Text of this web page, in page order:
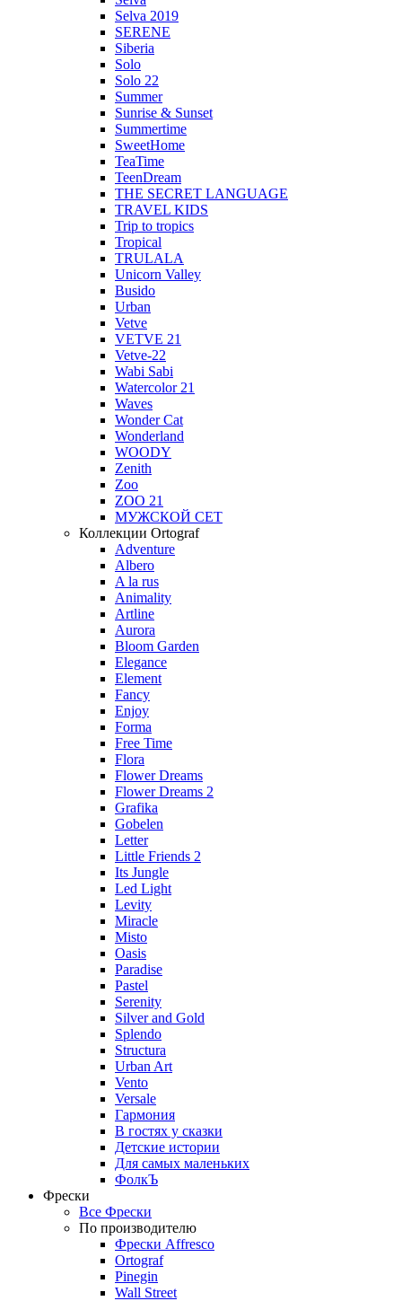
Selva 2019
SERENE
Siberia
Solo
Solo 22
Summer
Sunrise & Sunset
Summertime
SweetHome
TeaTime
TeenDream
THE SECRET LANGUAGE
TRAVEL KIDS
Trip to tropics
Tropical
TRULALA
Unicorn Valley
Busido
Urban
Vetve
VETVE 21
Vetve-22
Wabi Sabi
Watercolor 21
Waves
Wonder Cat
Wonderland
WOODY
Zenith
Zoo
ZOO 21
МУЖСКОЙ СЕТ
Коллекции Ortograf
Adventure
Albero
A la rus
Animality
Artline
Aurora
Bloom Garden
Elegance
Element
Fancy
Enjoy
Forma
Free Time
Flora
Flower Dreams
Flower Dreams 2
Grafika
Gobelen
Letter
Little Friends 2
Its Jungle
Led Light
Levity
Miracle
Misto
Oasis
Paradise
Pastel
Serenity
Silver and Gold
Splendo
Structura
Urban Art
Vento
Versale
Гармония
В гостях у сказки
Детские истории
Для самых маленьких
ФолкЪ
Фрески
Все Фрески
По производителю
Фрески Affresco
Ortograf
Pinegin
Wall Street